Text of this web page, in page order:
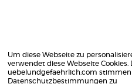
Um diese Webseite zu
verwendet diese Webseite
uebelundgefaehrlich.com stimmen
Datenschutzbestimmungen zu